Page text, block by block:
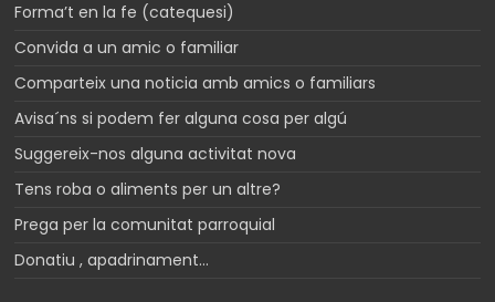
Forma’t en la fe (catequesi)
Convida a un amic o familiar
Comparteix una noticia amb amics o familiars
Avisa´ns si podem fer alguna cosa per algú
Suggereix-nos alguna activitat nova
Tens roba o aliments per un altre?
Prega per la comunitat parroquial
Donatiu , apadrinament…